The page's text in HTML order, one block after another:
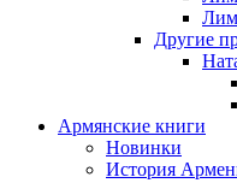
Другие
Армянские книги
Новинки
История